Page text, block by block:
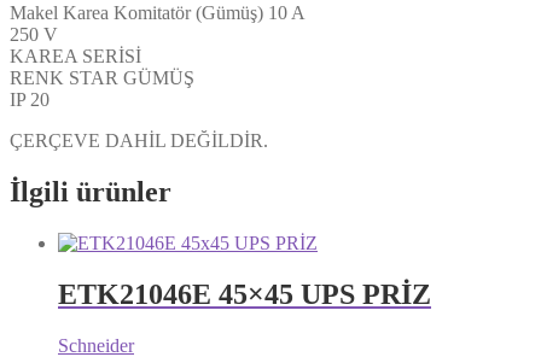
Makel Karea Komitatör (Gümüş) 10 A
250 V
KAREA SERİSİ
RENK STAR GÜMÜŞ
IP 20
ÇERÇEVE DAHİL DEĞİLDİR.
İlgili ürünler
ETK21046E 45×45 UPS PRİZ
Schneider